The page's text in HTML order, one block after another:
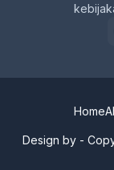
Design by -
Home